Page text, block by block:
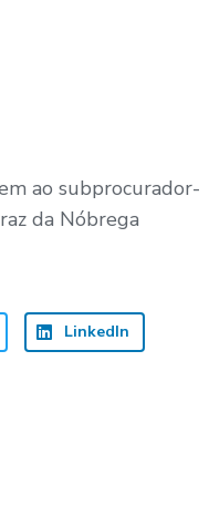
ao subprocurador-
da Nóbrega
LinkedIn